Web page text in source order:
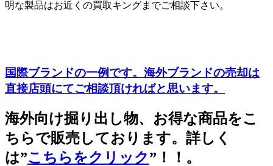
明な製品はお近くの買取キングまでご相談下さい。
国際ブランドの一例です。海外ブランドの売却は
直接店頭にてご相談頂ければと思います。
海外向け掘り出し物、お得な商品をこ
ちらで販売しております。詳しく
は”こちらをクリック”！！。